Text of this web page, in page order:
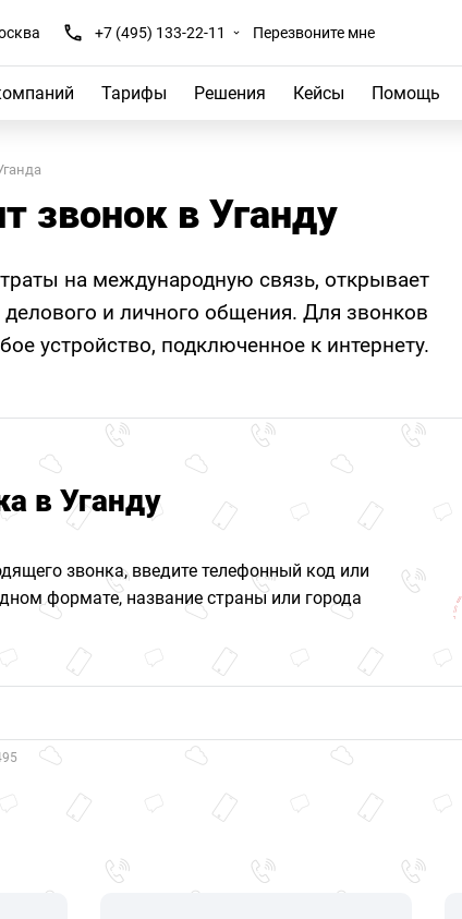
+7 (495) 133-22-11 Перезвоните мне
Тарифы Решения Кейсы Помощь
звонок в Уганду
на международную связь, открывает
и личного общения. Для звонков
устройство, подключенное к интернету.
в Уганду
звонка, введите телефонный код или
формате, название страны или города